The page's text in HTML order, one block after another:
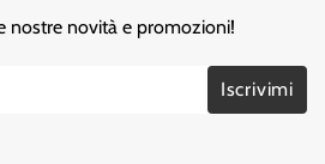
nostre novità e promozioni!
Iscrivimi